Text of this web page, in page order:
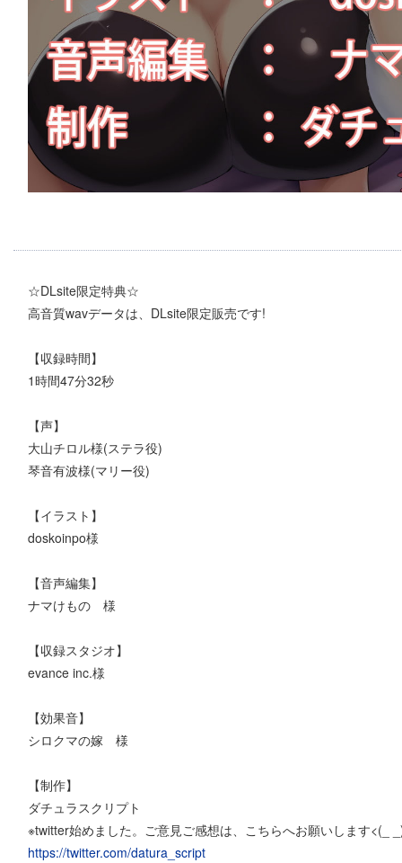
☆DLsite限定特典☆
高音質wavデータは、DLsite限定販売です!
【収録時間】
1時間47分32秒
【声】
大山チロル様(ステラ役)
琴音有波様(マリー役)
【イラスト】
doskoinpo様
【音声編集】
ナマけもの 様
【収録スタジオ】
evance inc.様
【効果音】
シロクマの嫁 様
【制作】
ダチュラスクリプト
※twitter始めました。ご意見ご感想は、こちらへお願いします<(_
https://twitter.com/datura_script